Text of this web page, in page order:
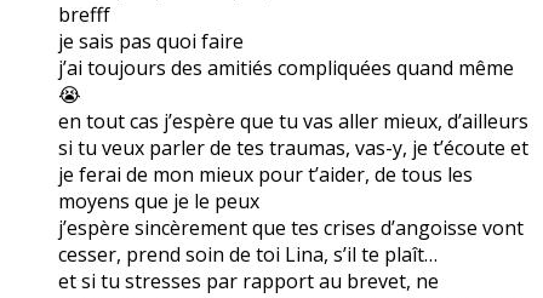
brefff
je sais pas quoi faire
j’ai toujours des amitiés compliquées quand même
😭
en tout cas j’espère que tu vas aller mieux, d’ailleurs
si tu veux parler de tes traumas, vas-y, je t’écoute et
je ferai de mon mieux pour t’aider, de tous les
moyens que je le peux
j’espère sincèrement que tes crises d’angoisse vont
cesser, prend soin de toi Lina, s’il te plaît…
et si tu stresses par rapport au brevet, ne